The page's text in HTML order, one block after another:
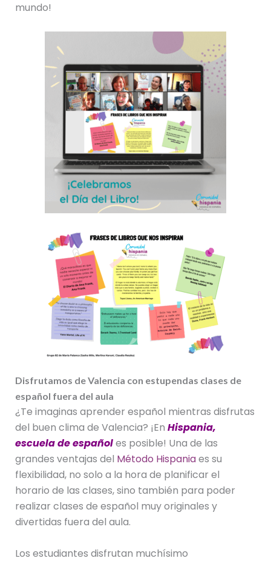
mundo!
Disfrutamos de Valencia con estupendas clases de
español fuera del aula
¿Te imaginas aprender español mientras disfrutas
del buen clima de Valencia? ¡En Hispania,
escuela de españoles posible! Una de las
grandes ventajas del Método Hispaniaes su
flexibilidad, no solo a la hora de planificar el
horario de las clases, sino también para poder
realizar clases de español muy originales y
divertidas fuera del aula.
Los estudiantes disfrutan muchísimo